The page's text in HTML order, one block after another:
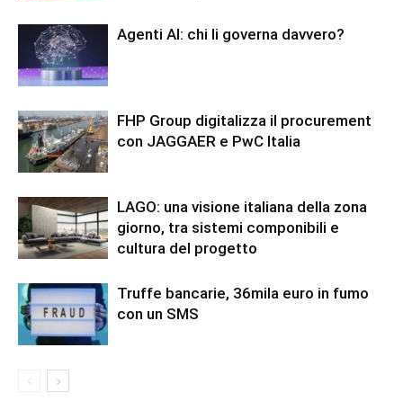
Agenti AI: chi li governa davvero?
FHP Group digitalizza il procurement
con JAGGAER e PwC Italia
LAGO: una visione italiana della zona
giorno, tra sistemi componibili e
cultura del progetto
Truffe bancarie, 36mila euro in fumo
con un SMS